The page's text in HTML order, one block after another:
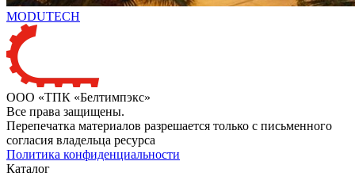
MODUTECH
ООО «ТПК «Белтимпэкс»
Все права защищены.
Перепечатка материалов разрешается только с письменного
согласия владельца ресурса
Политика конфиденциальности
Каталог